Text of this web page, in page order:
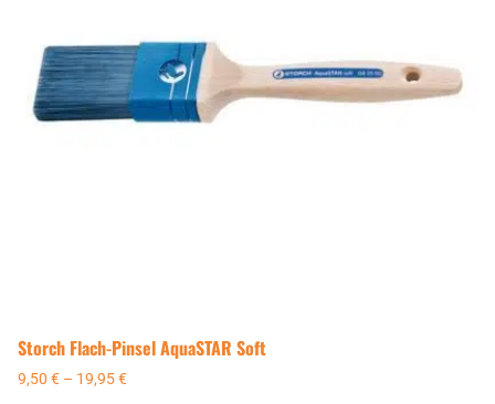
Storch Flach-Pinsel AquaSTAR Soft
9,50 € – 19,95€